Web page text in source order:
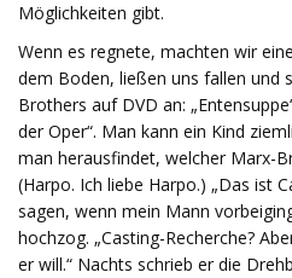
Möglichkeiten gibt.
Wenn es regnete, machten wir
dem Boden, ließen uns fallen und
Brothers auf DVD an:
der Oper“. Man kann ein Kind
man herausfindet, welcher Marx-
(Harpo. Ich liebe Harpo.) „Das ist
sagen, wenn mein Mann
hochzog. „Casting-Recherche?
er will.“ Nachts schrieb er die